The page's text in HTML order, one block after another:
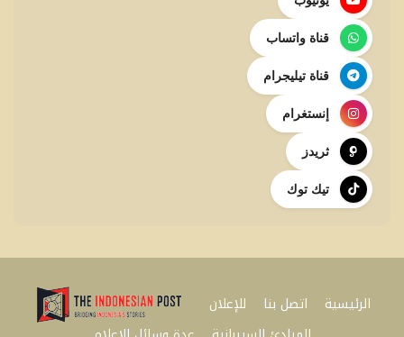
قناة واتساب
قناة تيليجرام
إنستغرام
ثريدز
تيك توك
الرئيسية اتصل بنا
للإعلان